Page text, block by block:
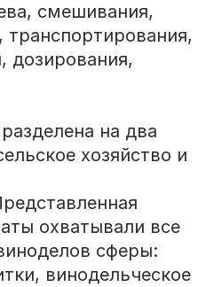
смешивания,
дозирования,
на два
хозяйство и
охватывали все
сферы:
винодельческое